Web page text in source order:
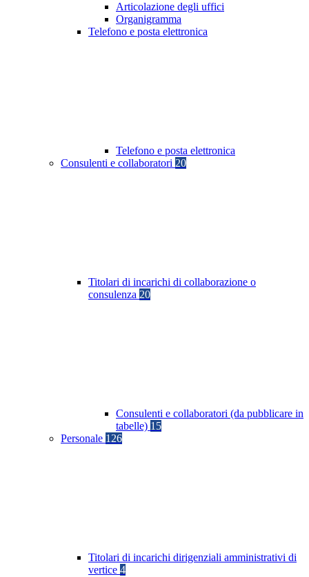
Articolazione degli uffici
Organigramma
Telefono e posta elettronica
Telefono e posta elettronica
Consulenti e collaboratori 20
Titolari di incarichi di collaborazione o
consulenza 20
Consulenti e collaboratori (da pubblicare in
tabelle) 15
Personale 126
Titolari di incarichi dirigenziali amministrativi di
vertice 4